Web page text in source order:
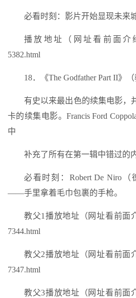
必看时刻：影片开始显现未来
播放地址（网址看前面介
5382.html
18．《The Godfather Part II》
有史以来最出色的续集电影，
卡的续集电影。Francis Ford
中
补充了所有在第一辑中错过的
必看时刻：Robert De Niro
——手里拿着毛巾包裹的手枪。
教父1播放地址（网址看前面
7344.html
教父2播放地址（网址看前面
7347.html
教父3播放地址（网址看前面